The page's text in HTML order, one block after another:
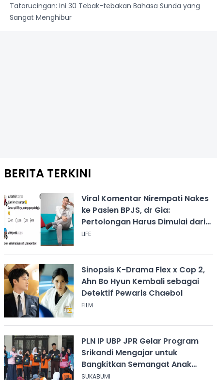
Tatarucingan: Ini 30 Tebak-tebakan Bahasa Sunda yang
Sangat Menghibur
BERITA TERKINI
Viral Komentar Nirempati Nakes
ke Pasien BPJS, dr Gia:
Pertolongan Harus Dimulai dari
Rasa Kemanusiaan
LIFE
Sinopsis K-Drama Flex x Cop 2,
Ahn Bo Hyun Kembali sebagai
Detektif Pewaris Chaebol
FILM
PLN IP UBP JPR Gelar Program
Srikandi Mengajar untuk
Bangkitkan Semangat Anak
Berkebutuhan Khusus
SUKABUMI